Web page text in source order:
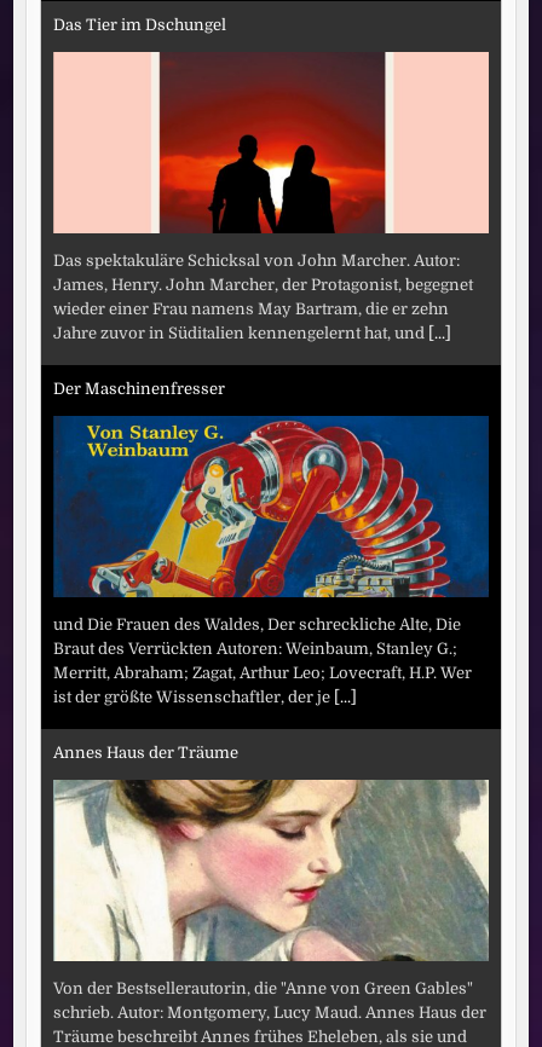
Das Tier im Dschungel
Das spektakuläre Schicksal von John Marcher. Autor:
James, Henry. John Marcher, der Protagonist, begegnet
wieder einer Frau namens May Bartram, die er zehn
Jahre zuvor in Süditalien kennengelernt hat, und [...]
Der Maschinenfresser
und Die Frauen des Waldes, Der schreckliche Alte, Die
Braut des Verrückten Autoren: Weinbaum, Stanley G.;
Merritt, Abraham; Zagat, Arthur Leo; Lovecraft, H.P. Wer
ist der größte Wissenschaftler, der je [...]
Annes Haus der Träume
Von der Bestsellerautorin, die "Anne von Green Gables"
schrieb. Autor: Montgomery, Lucy Maud. Annes Haus der
Träume beschreibt Annes frühes Eheleben, als sie und